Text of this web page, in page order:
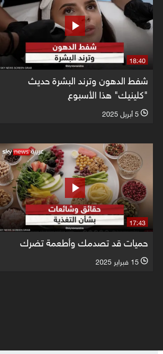
18:40
شفط الدهون وترند البشرة حديث
"كلينيك" هذا الأسبوع
l 5 أبريل 2025
17:43
حميات قد تصدمك وأطعمة تضرك
l 15 فبراير 2025